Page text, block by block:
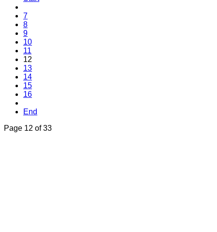
7
8
9
10
11
12
13
14
15
16
End
Page 12 of 33